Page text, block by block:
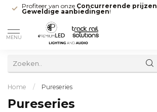
Profiteer van onze Concurrerende prijzen
Geweldige aanbiedingen!
MENU
Home / Pureseries
Pureseries